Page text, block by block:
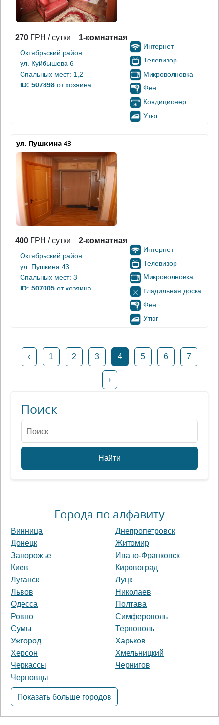
270 ГРН / сутки 1-комнатная
Октябрьский район
ул. Куйбышева 6
Спальных мест: 1,2
ID: 507898 от хозяина
Интернет
Телевизор
Микроволновка
Фен
Кондиционер
Утюг
ул. Пушкина 43
400 ГРН / сутки 2-комнатная
Октябрьский район
ул. Пушкина 43
Спальных мест: 3
ID: 507005 от хозяина
Интернет
Телевизор
Микроволновка
Гладильная доска
Фен
Утюг
‹ 1 2 3 4 5 6 7
›
Поиск
Найти
Города по алфавиту
Винница
Днепропетровск
Донецк
Житомир
Запорожье
Ивано-Франковск
Киев
Кировоград
Луганск
Луцк
Львов
Николаев
Одесса
Полтава
Ровно
Симферополь
Сумы
Тернополь
Ужгород
Харьков
Херсон
Хмельницкий
Черкассы
Чернигов
Черновцы
Показать больше городов